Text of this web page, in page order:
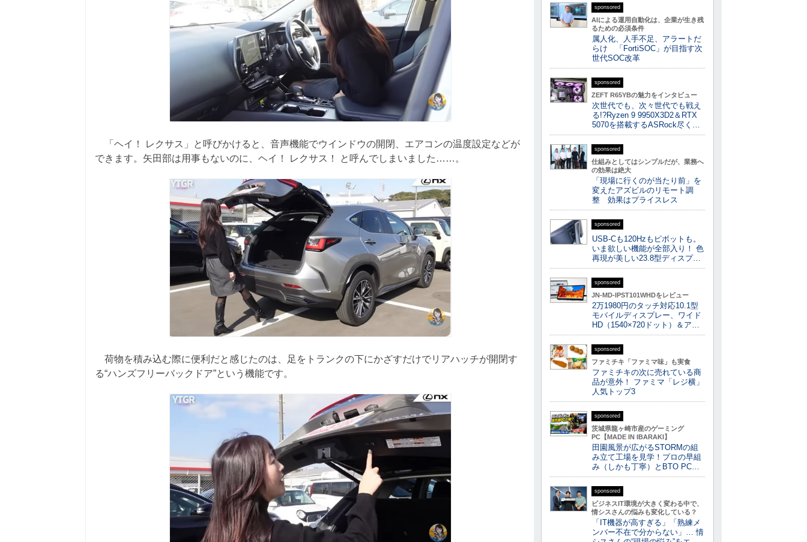
「ヘイ！ レクサス」と呼びかけると、音声機能でウインドウの開閉、エアコンの温度設定などが
できます。矢田部は用事もないのに、ヘイ！ レクサス！ と呼んでしまいました……。
荷物を積み込む際に便利だと感じたのは、足をトランクの下にかざすだけでリアハッチが開閉す
る“ハンズフリーバックドア”という機能です。
sponsored
AIによる運用自動化は、企業が生き残
るための必須条件
属人化、人手不足、アラートだ
らけ 「FortiSOC」が目指す次
世代SOC改革
sponsored
ZEFT R65YBの魅力をインタビュー
次世代でも、次々世代でも戦え
る!?Ryzen 9 9950X3D2＆RTX
5070を搭載するASRock尽く…
sponsored
仕組みとしてはシンプルだが、業務へ
の効果は絶大
「現場に行くのが当たり前」を
変えたアズビルのリモート調
整 効果はプライスレス
sponsored
USB-Cも120Hzもピボットも。
いま欲しい機能が全部入り！ 色
再現が美しい23.8型ディスプ…
sponsored
JN-MD-IPST101WHDをレビュー
2万1980円のタッチ対応10.1型
モバイルディスプレー、ワイド
HD（1540×720ドット）＆ア…
sponsored
ファミチキ「ファミマ味」も実食
ファミチキの次に売れている商
品が意外！ ファミマ「レジ横」
人気トップ3
sponsored
茨城県龍ヶ崎市産のゲーミング
PC【MADE IN IBARAKI】
田園風景が広がるSTORMの組
み立て工場を見学！プロの早組
み（しかも丁寧）とBTO PC…
sponsored
ビジネスIT環境が大きく変わる中で、
情シスさんの悩みも変化している？
「IT機器が高すぎる」「熟練メ
ンバー不在で分からない」… 情